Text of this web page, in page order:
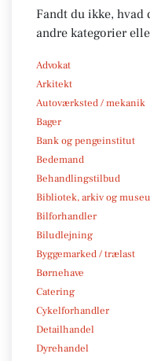
Fandt du ikke, hvad
andre kategorier
Advokat
Arkitekt
Autoværksted / mekanik
Bager
Bank og pengeinstitut
Bedemand
Behandlingstilbud
Bibliotek, arkiv og
Bilforhandler
Biludlejning
Byggemarked / trælast
Børnehave
Catering
Cykelforhandler
Detailhandel
Dyrehandel